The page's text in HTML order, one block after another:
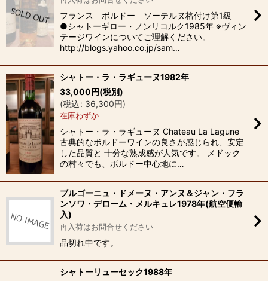
フランス ボルドー ソーテルヌ格付け第1級
●シャトーギロー・ノンリコルク1985年 ※ヴィン
テージワインについてご理解ください。
http://blogs.yahoo.co.jp/sam…
シャトー・ラ・ラギューヌ1982年
33,000円(税別)
(税込: 36,300円)
在庫わずか
シャトー・ラ・ラギューヌ Chateau La Lagune
古典的なボルドーワインの良さが感じられ、安定
した品質と 十分な熟成感が人気です。 メドック
の村々でも、ボルドー中心地に…
ブルゴーニュ・ドメーヌ・アンヌ＆ジャン・フラ
ンソワ・デローム・メルキュレ1978年(航空便輸
入)
再入荷はお問合せください
品切れ中です。
シャトーリューセック1988年